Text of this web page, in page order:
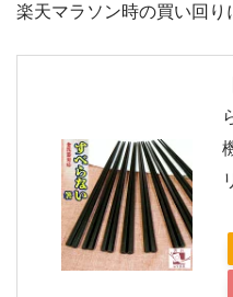
楽天マラソン時の買い回